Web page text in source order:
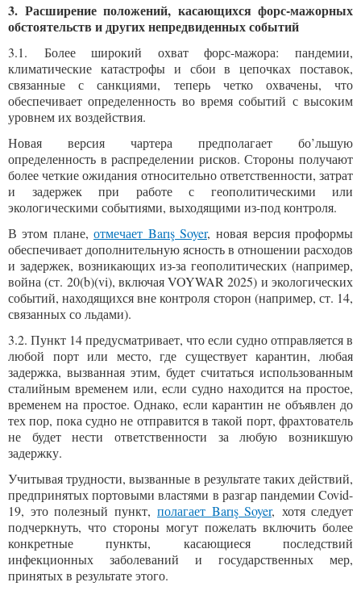
3. Расширение положений, касающихся форс-мажорных
обстоятельств и других непредвиденных событий
3.1. Более широкий охват форс-мажора: пандемии,
климатические катастрофы и сбои в цепочках поставок,
связанные с санкциями, теперь четко охвачены, что
обеспечивает определенность во время событий с высоким
уровнем их воздействия.
Новая версия чартера предполагает бо’льшую
определенность в распределении рисков. Стороны получают
более четкие ожидания относительно ответственности, затрат
и задержек при работе с геополитическими или
экологическими событиями, выходящими из-под контроля.
В этом плане,отмечает Barış Soyer, новая версия проформы
обеспечивает дополнительную ясность в отношении расходов
и задержек, возникающих из-за геополитических (например,
война (ст. 20(b)(vi), включая VOYWAR 2025) и экологических
событий, находящихся вне контроля сторон (например, ст. 14,
связанных со льдами).
3.2. Пункт 14 предусматривает, что если судно отправляется в
любой порт или место, где существует карантин, любая
задержка, вызванная этим, будет считаться использованным
сталийным временем или, если судно находится на простое,
временем на простое. Однако, если карантин не объявлен до
тех пор, пока судно не отправится в такой порт, фрахтователь
не будет нести ответственности за любую возникшую
задержку.
Учитывая трудности, вызванные в результате таких действий,
предпринятых портовыми властями в разгар пандемии Covid-
19, это полезный пункт, полагает Barış Soyer, хотя следует
подчеркнуть, что стороны могут пожелать включить более
конкретные пункты, касающиеся последствий
инфекционных заболеваний и государственных мер,
принятых в результате этого.